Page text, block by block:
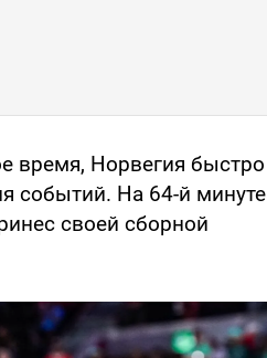
время, Норвегия быстро
событий. На 64-й минуте
своей сборной